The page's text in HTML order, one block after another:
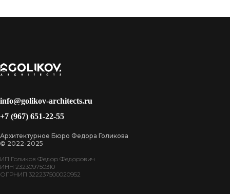
info@golikov-architects.ru
+7 (967) 651-22-55
Архитектурное Бюро Федора Голикова
© 2022-2025
ИП Голиков Федор Федорович
ИНН 232309750310
ОГРНИП 322237500020952